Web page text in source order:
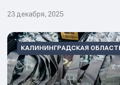
23 декабря, 2025
КАЛИНИНГРАДСКАЯ
Телефон
Сообщение
Телефон
Сообщение
Телефон